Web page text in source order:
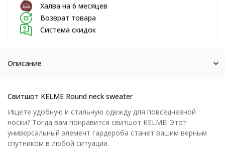
Халва на 6 месяцев
Возврат товара
Система скидок
Описание
Свитшот KELME Round neck sweater
Ищете удобную и стильную одежду для повседневной
носки? Тогда вам понравится свитшот KELME! Этот
универсальный элемент гардероба станет вашим верным
спутником в любой ситуации.